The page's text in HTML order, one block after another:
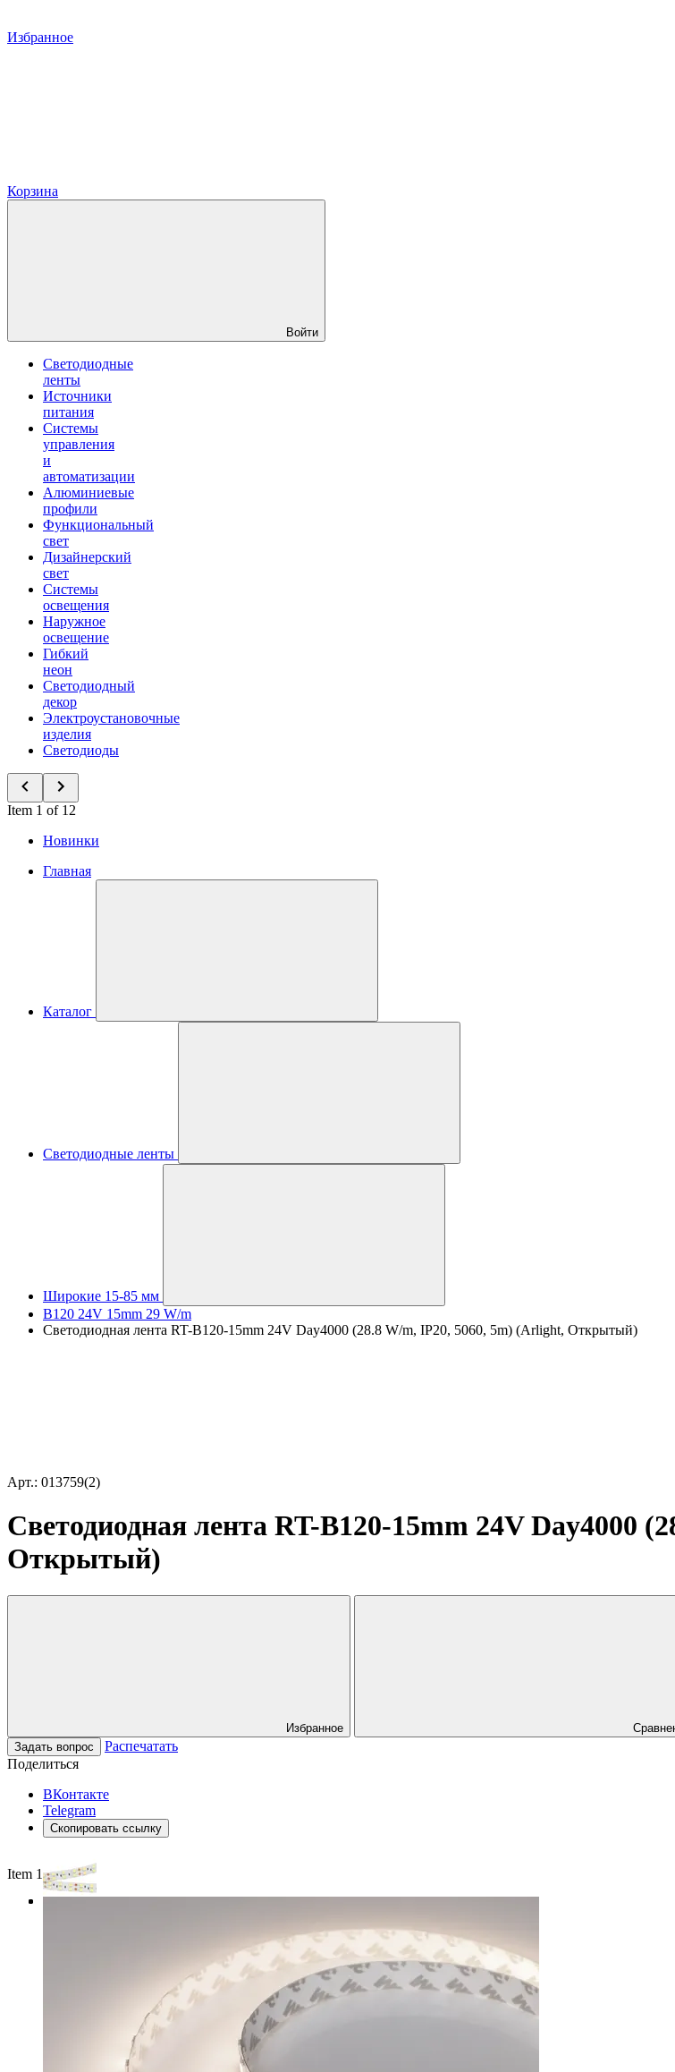
Избранное
Корзина
Войти
Светодиодные
ленты
Источники
питания
Системы
управления
и
автоматизации
Алюминиевые
профили
Функциональный
свет
Дизайнерский
свет
Системы
освещения
Наружное
освещение
Гибкий
неон
Светодиодный
декор
Электроустановочные
изделия
Светодиоды
Item 1 of 12
Новинки
Главная
Каталог
Светодиодные ленты
Широкие 15-85 мм
B120 24V 15mm 29 W/m
Светодиодная лента RT-B120-15mm 24V Day4000 (28.8 W/m, IP20, 5060, 5m) (Arlight, Открытый)
Арт.: 013759(2)
Светодиодная лента RT-B120-15mm 24V Day4000
Открытый)
Избранное
Задать вопрос
Распечатать
Поделиться
ВКонтакте
Telegram
Скопировать ссылку
Item 1 of 3